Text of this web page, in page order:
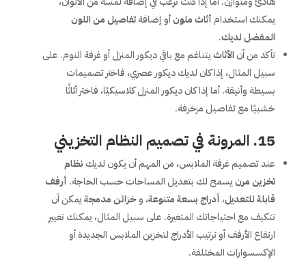
يمكنك استخدام أثاث ملونأو إضافةتفاصيل من اللون
المفضل لديك.
تأكد من أن الأثاثيتناغم مع باقي ديكور المنزل أو غرفة النوم. على
سبيل المثال، إذا كان لديك ديكور عصري، فاختر تصميمات
بسيطة وأنيقة. أما إذا كان ديكور المنزل كلاسيكيًا، فاختر أثاثًا
خشبيًا مع تفاصيل مزخرفة.
15. المرونة في تصميم النظام التخزيني
عند تصميم غرفة الملابس، من المهم أن يكون لديك نظام
تخزين مرنيسمح لك بتعديل المساحات حسب الحاجة. أرفف
قابلة للتعديل، أدراج بسعة متنوعة، وخزائن مدمجةيمكن أن
تتكيف مع احتياجاتك المتغيرة. على سبيل المثال، يمكنك تغيير
ارتفاع الأرفف أو ترتيب الأدراج لتخزين الملابس الجديدة أو
الإكسسوارات المختلفة.